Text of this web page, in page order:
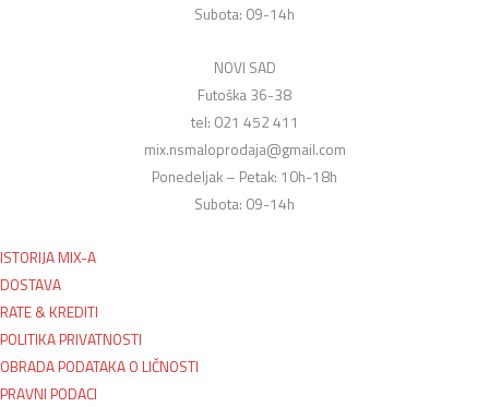
Subota: 09-14h
NOVI SAD
Futoška 36-38
tel: 021 452 411
mix.nsmaloprodaja@gmail.com
Ponedeljak – Petak: 10h-18h
Subota: 09-14h
ISTORIJA MIX-A
DOSTAVA
RATE & KREDITI
POLITIKA PRIVATNOSTI
OBRADA PODATAKA O LIČNOSTI
PRAVNI PODACI